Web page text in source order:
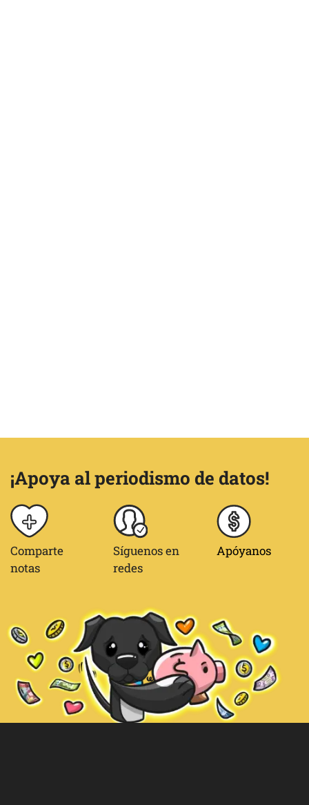
¡Apoya al periodismo de datos!
Comparte
notas
Síguenos en
redes
Apóyanos